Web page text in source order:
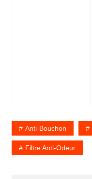
Anti-Bouchon
Filtre Anti-Odeur